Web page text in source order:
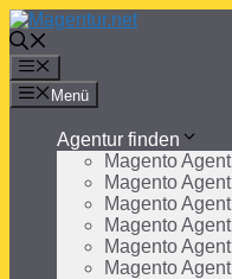
Zum
Inhalt
springen
Menü
Agentur finden
Magento
Magento
Magento
Magento
Magento
Magento